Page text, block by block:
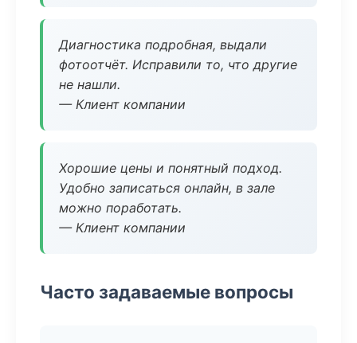
Диагностика подробная, выдали
фотоотчёт. Исправили то, что другие
не нашли.
— Клиент компании
Хорошие цены и понятный подход.
Удобно записаться онлайн, в зале
можно поработать.
— Клиент компании
Часто задаваемые вопросы